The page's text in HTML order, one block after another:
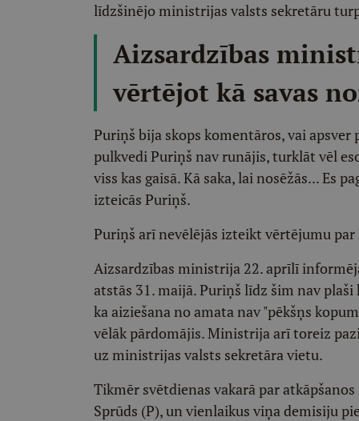
līdzšinējo ministrijas valsts sekretāru
Aizsardzības
vērtējot kā savas
Puriņš bija skops komentāros, vai
pulkvedi Puriņš nav runājis, turklāt vēl
viss kas gaisā. Kā saka, lai nosēžās... Es
izteicās Puriņš.
Puriņš arī nevēlējās izteikt vērtējumu
Aizsardzības ministrija 22. aprīlī
atstās 31. maijā. Puriņš līdz šim nav
ka aiziešana no amata nav "pēkšņs
vēlāk pārdomājis. Ministrija arī toreiz
uz ministrijas valsts sekretāra vietu.
Tikmēr svētdienas vakarā par
Sprūds (P), un vienlaikus viņa demisiju